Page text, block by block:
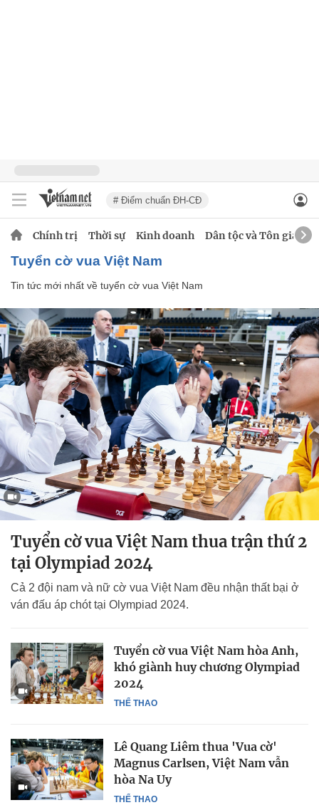
# Điểm chuẩn ĐH-CĐ
Chính trị Thời sự Kinh doanh Dân tộc và Tôn giáo
tuyển cờ vua Việt Nam
Tin tức mới nhất về tuyển cờ vua Việt Nam
Tuyển cờ vua Việt Nam thua trận thứ 2
tại Olympiad 2024
Cả 2 đội nam và nữ cờ vua Việt Nam đều nhận thất bại ở
ván đấu áp chót tại Olympiad 2024.
THỂ THAO
Tuyển cờ vua Việt Nam hòa Anh,
khó giành huy chương Olympiad
2024
THỂ THAO
Lê Quang Liêm thua 'Vua cờ'
Magnus Carlsen, Việt Nam vẫn
hòa Na Uy